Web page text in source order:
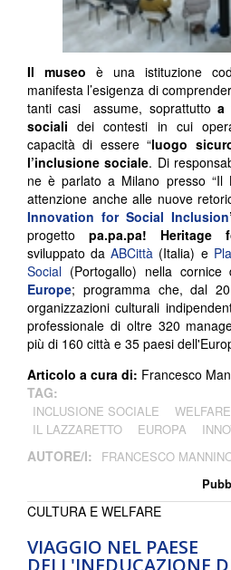
Il museo è una istituzione
manifesta l’esigenza di
tanti casi assume, soprattutto a
socialidei contesti in cui
capacità di essere “luogo
l’inclusione sociale. Di
ne è parlato a Milano presso “Il
attenzione anche alle nuove
Innovation for Social Inclusion
progetto pa.pa.pa! Heritage
sviluppato daABCittà (Italia) e
Social (Portogallo) nella cornice
Europe; programma che, dal
organizzazioni culturali
professionale di oltre 320
più di 160 città e 35 paesi
Articolo a cura di: Francesco
TAG:
INCLUSIONE SOCIALE
IL LAZZARETTO
EUROPA
AUTORE/I: FRANCESCO
VIAGGIO NEL PAESE
DELL'INEDUCAZIONE
CULTURA E WELFARE